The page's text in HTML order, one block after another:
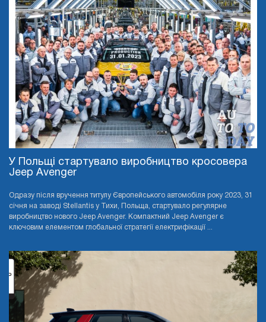
У Польщі стартувало виробництво кросовера
Jeep Avenger
Одразу після вручення титулу Європейського автомобіля року 2023, 31
січня на заводі Stellantis у Тихи, Польща, стартувало регулярне
виробництво нового Jeep Avenger. Компактний Jeep Avenger є
ключовим елементом глобальної стратегії електрифікації ...